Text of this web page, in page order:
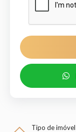
Tipo de imóvel